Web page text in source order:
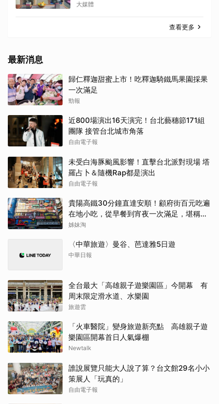
大媒體
查看更多
最新消息
歸仁釋迦甜蜜上市！吃釋迦騎鐵馬果園採果
一次滿足
勁報
近800場演出16天演完！台北藝穗節171組
團隊 接管台北城市角落
自由電子報
未受白海豚颱風影響！直擊台北派對現場 塔
羅占卜＆隨機Rap都是演出
自由電子報
貴陽高鐵30分鐘直達安順！顧府街百元吃遍
在地小吃，從早餐到宵夜一次滿足，堪稱貴
州「小吃王國」
姊妹淘
〈中華旅遊〉曼谷、芭達雅5日遊
中華日報
全台最大「高雄親子遊樂園區」今開幕 有
周末限定滑水道、水樂園
旅遊雲
「火車醫院」變身旅遊新亮點 高雄親子遊
樂園區開幕首日人氣爆棚
Newtalk
誰說展覽只能大人說了算？台文館29名小小
策展人「玩真的」
自由電子報